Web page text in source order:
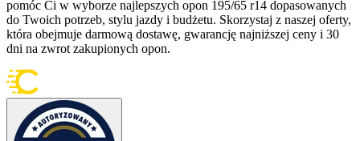
pomóc Ci w wyborze najlepszych opon 195/65 r14 dopasowanych
do Twoich potrzeb, stylu jazdy i budżetu. Skorzystaj z naszej oferty,
która obejmuje darmową dostawę, gwarancję najniższej ceny i 30
dni na zwrot zakupionych opon.